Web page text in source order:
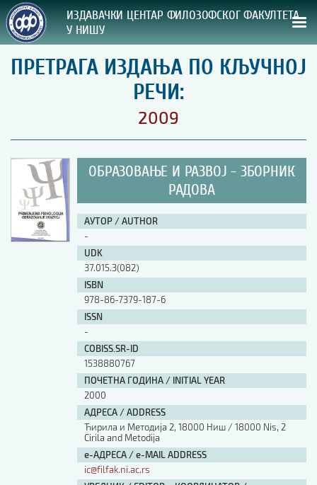
ИЗДАВАЧКИ ЦЕНТАР ФИЛОЗОФСКОГ ФАКУЛТЕТА
У НИШУ
СВА НАША ИЗДАЊА
ВРСТА ИЗДАЊА:
ПРЕГЛЕД
УПУТСТВА
УПУТСТВА
Правилник о издавачкој делатности
Упутство ауторима
Упутство уредницима
Изјава о ауторству
Изјава о лектури
Изјава о коришћењу ауторског дела
Упутство за бирање лиценце
Уговор са аутором
Шаблон прве стране и импресума [B5, ћир]
Шаблон прве стране и импресума [B5, лат]
Шаблон прве стране и импресума [B5, енг]
Етички кодекс
ПРЕТРАГА ИЗДАЊА
ПРЕТРАГА ИЗДАЊА ПО КЉУЧНОЈ
РЕЧИ:
2009
ОБРАЗОВАЊЕ И РАЗВОЈ - ЗБОРНИК
РАДОВА
АУТОР / AUTHOR
-
UDK
37.015.3(082)
ISBN
978-86-7379-187-6
ISSN
-
COBISS.SR-ID
1538880767
ПОЧЕТНА ГОДИНА / INITIAL YEAR
2000
АДРЕСА / ADDRESS
Ћирила и Методија 2, 18000 Ниш / 18000 Nis, 2
Cirila and Metodija
е-АДРЕСА / e-MAIL ADDRESS
ic@filfak.ni.ac.rs